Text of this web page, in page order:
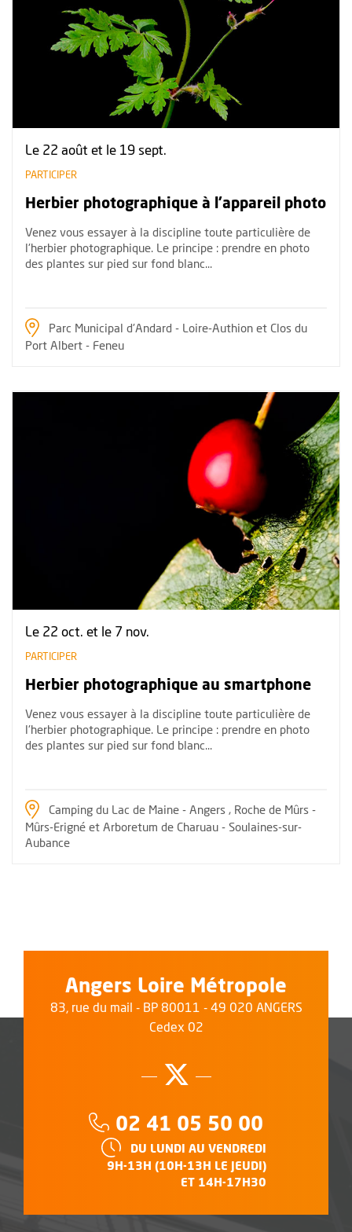
Herbier photographique à l'appareil photo
Le 22 août et le 19 sept.
PARTICIPER
Venez vous essayer à la discipline toute particulière de
l'herbier photographique. Le principe : prendre en photo
des plantes sur pied sur fond blanc...
Port Albert - Feneu
Herbier photographique au smartphone
Le 22 oct. et le 7 nov.
PARTICIPER
Venez vous essayer à la discipline toute particulière de
l'herbier photographique. Le principe : prendre en photo
des plantes sur pied sur fond blanc...
Mûrs-Erigné et Arboretum de Charuau - Soulaines-sur-
Aubance
Plus d'information sur l'évènement : Herbier
Angers Loire Métropole
83, rue du mail - BP 80011 - 49 020 ANGERS
Cedex 02
Suivez-nous
, Ouvre une
Téléphone :
02 41 05 50 00
HORAIRES :
DU LUNDI AU VENDREDI
9H-13H (10H-13H LE JEUDI)
ET 14H-17H30